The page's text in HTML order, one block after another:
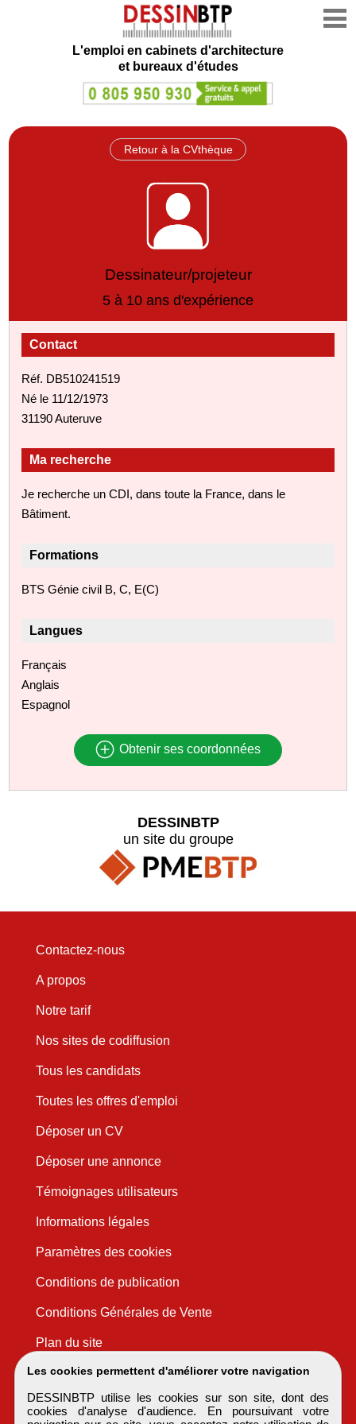
L'emploi en cabinets d'architecture
et bureaux d'études
Retour à la CVthèque
Dessinateur/projeteur
5 à 10 ans d'expérience
Contact
Réf. DB510241519
Né le 11/12/1973
31190 Auteruve
Ma recherche
Je recherche un CDI, dans toute la France, dans le
Bâtiment.
Formations
BTS Génie civil B, C, E(C)
Langues
Français
Anglais
Espagnol
Obtenir ses coordonnées
Les cookies permettent d'améliorer votre navigation
DESSINBTP utilise les cookies sur son site, dont des
cookies d'analyse d'audience. En poursuivant votre
DESSINBTP
un site du groupe
Contactez-nous
A propos
Notre tarif
Nos sites de codiffusion
Tous les candidats
Toutes les offres d'emploi
Déposer un CV
Déposer une annonce
Témoignages utilisateurs
Informations légales
Paramètres des cookies
Conditions de publication
Conditions Générales de Vente
Plan du site